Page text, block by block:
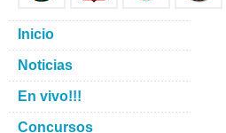
Inicio
Noticias
En vivo!!!
Concursos